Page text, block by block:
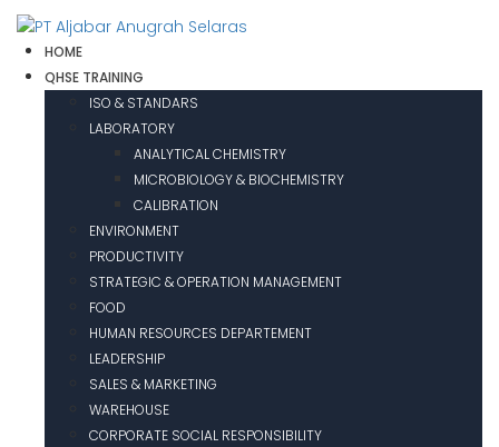
HOME
QHSE TRAINING
ISO & STANDARS
LABORATORY
ANALYTICAL CHEMISTRY
MICROBIOLOGY & BIOCHEMISTRY
CALIBRATION
ENVIRONMENT
PRODUCTIVITY
STRATEGIC & OPERATION MANAGEMENT
FOOD
HUMAN RESOURCES DEPARTEMENT
LEADERSHIP
SALES & MARKETING
WAREHOUSE
CORPORATE SOCIAL RESPONSIBILITY